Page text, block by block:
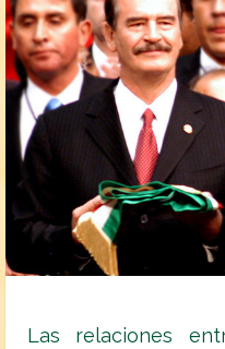
Las relaciones